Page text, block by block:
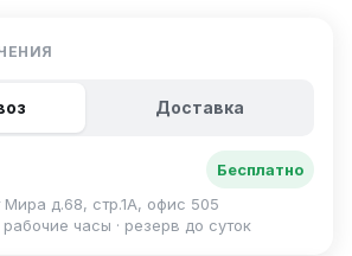
Доставка
Бесплатно
д.68, стр.1А, офис 505
часы · резерв до суток